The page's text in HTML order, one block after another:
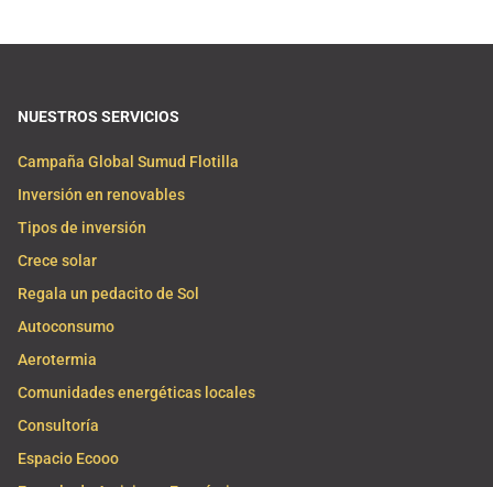
NUESTROS SERVICIOS
Campaña Global Sumud Flotilla
Inversión en renovables
Tipos de inversión
Crece solar
Regala un pedacito de Sol
Autoconsumo
Aerotermia
Comunidades energéticas locales
Consultoría
Espacio Ecooo